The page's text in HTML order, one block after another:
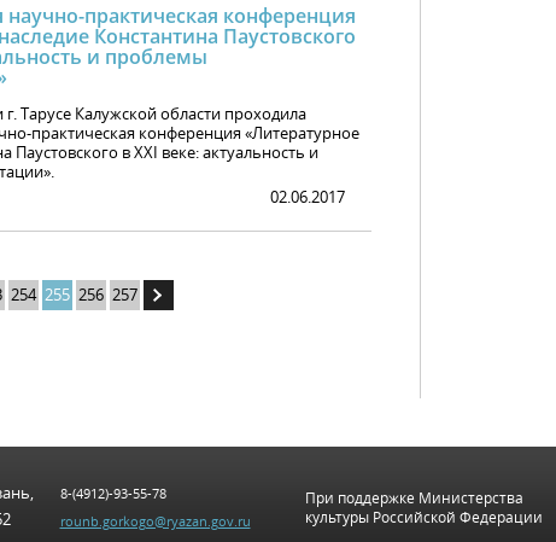
практическая конференция
Константина Паустовского
и проблемы
Тарусе Калужской области проходила
практическая конференция «Литературное
Паустовского в XXI веке: актуальность и
02.06.2017
254 255 256 257
8-(4912)-93-55-78
rounb.gorkogo@ryazan.gov.ru
При поддержке Министерства
культуры Российской Федерации